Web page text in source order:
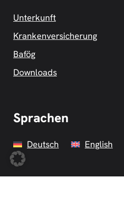
Unterkunft
Krankenversicherung
Bafög
Downloads
Sprachen
Deutsch English